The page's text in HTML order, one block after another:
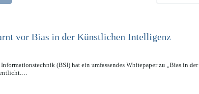
vor Bias in der Künstlichen Intelligenz
(BSI) hat ein umfassendes Whitepaper zu „Bias in der